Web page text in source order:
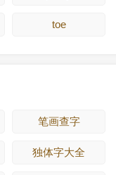
toe
笔画查字
独体字大全